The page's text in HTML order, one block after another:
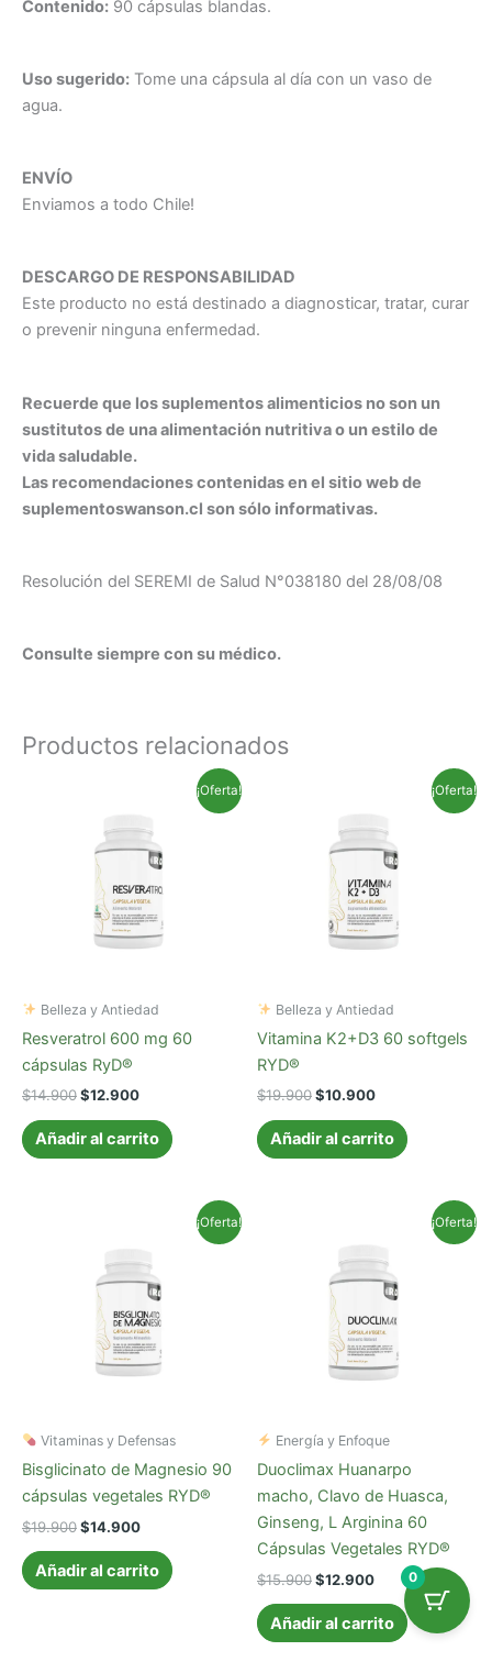
Contenido: 90 cápsulas blandas.
Uso sugerido: Tome una cápsula al día con un vaso de
agua.
ENVÍO
Enviamos a todo Chile!
DESCARGO DE RESPONSABILIDAD
Este producto no está destinado a diagnosticar, tratar, curar
o prevenir ninguna enfermedad.
Recuerde que los suplementos alimenticios no son un
sustitutos de una alimentación nutritiva o un estilo de
vida saludable.
Las recomendaciones contenidas en el sitio web de
suplementoswanson.cl son sólo informativas.
Resolución del SEREMI de Salud N°038180 del 28/08/08
Consulte siempre con su médico.
Productos relacionados
¡Oferta!
Belleza y Antiedad
Resveratrol 600 mg 60
cápsulas RyD®
$14.900
era:
$14.900.
$12.900
es:
$12.900.
Añadir al carrito
¡Oferta!
Belleza y Antiedad
Vitamina K2+D3 60 softgels
RYD®
$19.900
era:
$19.900.
$10.900
es:
$10.900.
Añadir al carrito
¡Oferta!
Vitaminas y Defensas
Bisglicinato de Magnesio 90
cápsulas vegetales RYD®
$19.900
era:
$19.900.
$14.900
es:
$14.900.
Añadir al carrito
¡Oferta!
Energía y Enfoque
Duoclimax Huanarpo
macho, Clavo de Huasca,
Ginseng, L Arginina 60
Cápsulas Vegetales RYD®
$15.900
era:
$15.900.
$12.900
es:
$12.900.
Añadir al carrito
0